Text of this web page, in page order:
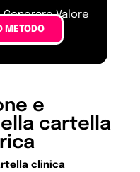
Valore
METODO
e
cartella
clinica